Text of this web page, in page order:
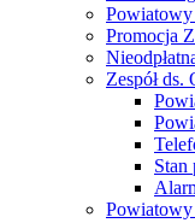
Powiatowy
Promocja
Zespół
Stan